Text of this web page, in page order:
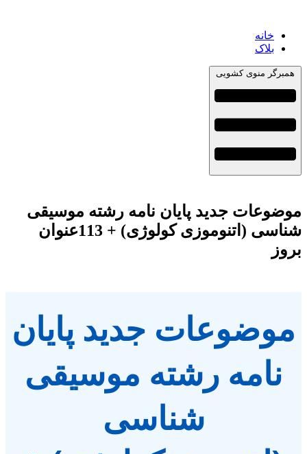
خانه
بلاک
همبرگر منوی کشویی
موضوعات جدید پایان نامه رشته موسیقی
شناسی (اتنوموزی کولوژی) + 113عنوان
بروز
موضوعات جدید پایان
نامه رشته موسیقی
شناسی